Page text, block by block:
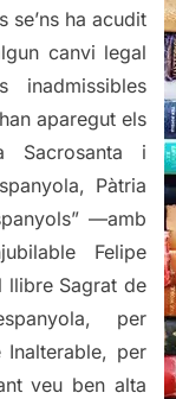
se’ns ha acudit
canvi legal
aparegut els
Sacrosanta i
Pàtria
—amb
Felipe
llibre Sagrat de
per
per
veu ben alta